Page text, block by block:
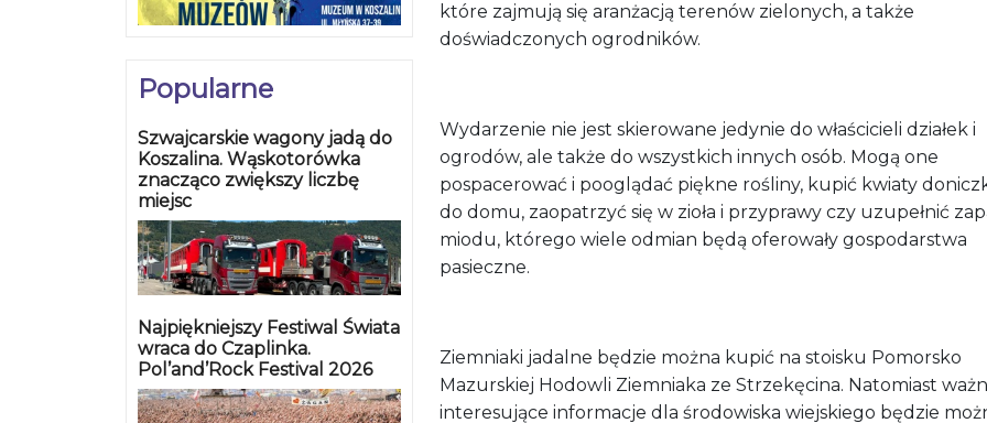
Popularne
Szwajcarskie wagony jadą do
Koszalina. Wąskotorówka
znacząco zwiększy liczbę
miejsc
Najpiękniejszy Festiwal Świata
wraca do Czaplinka.
Pol’and’Rock Festival 2026
które zajmują się aranżacją terenów zielonych, a także
doświadczonych ogrodników.
Wydarzenie nie jest skierowane jedynie do właścicieli działek i
ogrodów, ale także do wszystkich innych osób. Mogą one
pospacerować i pooglądać piękne rośliny, kupić kwiaty
do domu, zaopatrzyć się w zioła i przyprawy czy uzupełnić
miodu, którego wiele odmian będą oferowały gospodarstwa
pasieczne.
Ziemniaki jadalne będzie można kupić na stoisku Pomorsko
Mazurskiej Hodowli Ziemniaka ze Strzekęcina. Natomiast
interesujące informacje dla środowiska wiejskiego będzie